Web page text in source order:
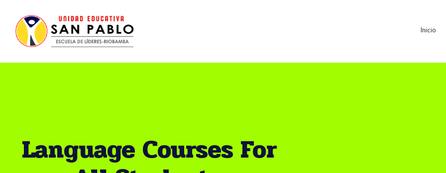
Inicio
Language Courses For